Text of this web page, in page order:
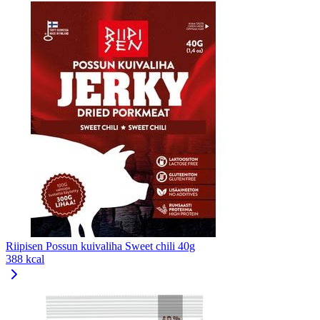
Riipisen Possun kuivaliha Sweet chili 40g
388 kcal